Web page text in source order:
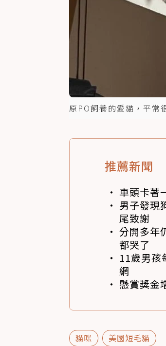
原PO飼養的愛貓，平常
推薦新聞
車頭卡著
男子發現
尾致謝
分開多年
都哭了
11歲男孩
網
懸賞獎金
貓咪 美國短毛貓